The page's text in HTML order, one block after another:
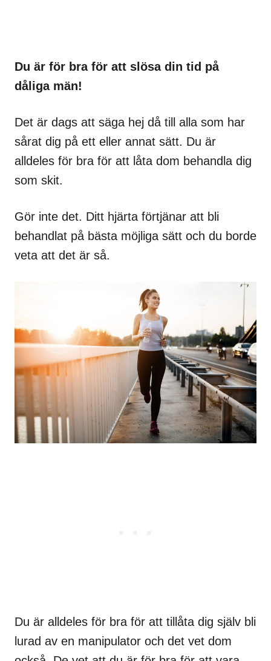
Du är för bra för att slösa din tid på
dåliga män!
Det är dags att säga hej då till alla som har
sårat dig på ett eller annat sätt. Du är
alldeles för bra för att låta dom behandla dig
som skit.
Gör inte det. Ditt hjärta förtjänar att bli
behandlat på bästa möjliga sätt och du borde
veta att det är så.
Du är alldeles för bra för att tillåta dig själv bli
lurad av en manipulator och det vet dom